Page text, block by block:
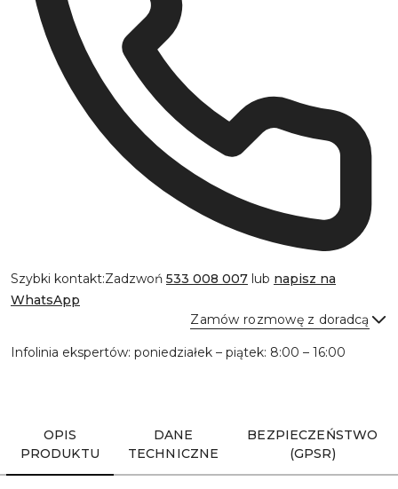
Szybki kontakt:Zadzwoń 533 008 007 lub napisz na
WhatsApp
Zamów rozmowę z doradcą
Infolinia ekspertów: poniedziałek – piątek: 8:00 – 16:00
OPIS
PRODUKTU
DANE
TECHNICZNE
BEZPIECZEŃSTWO
(GPSR)